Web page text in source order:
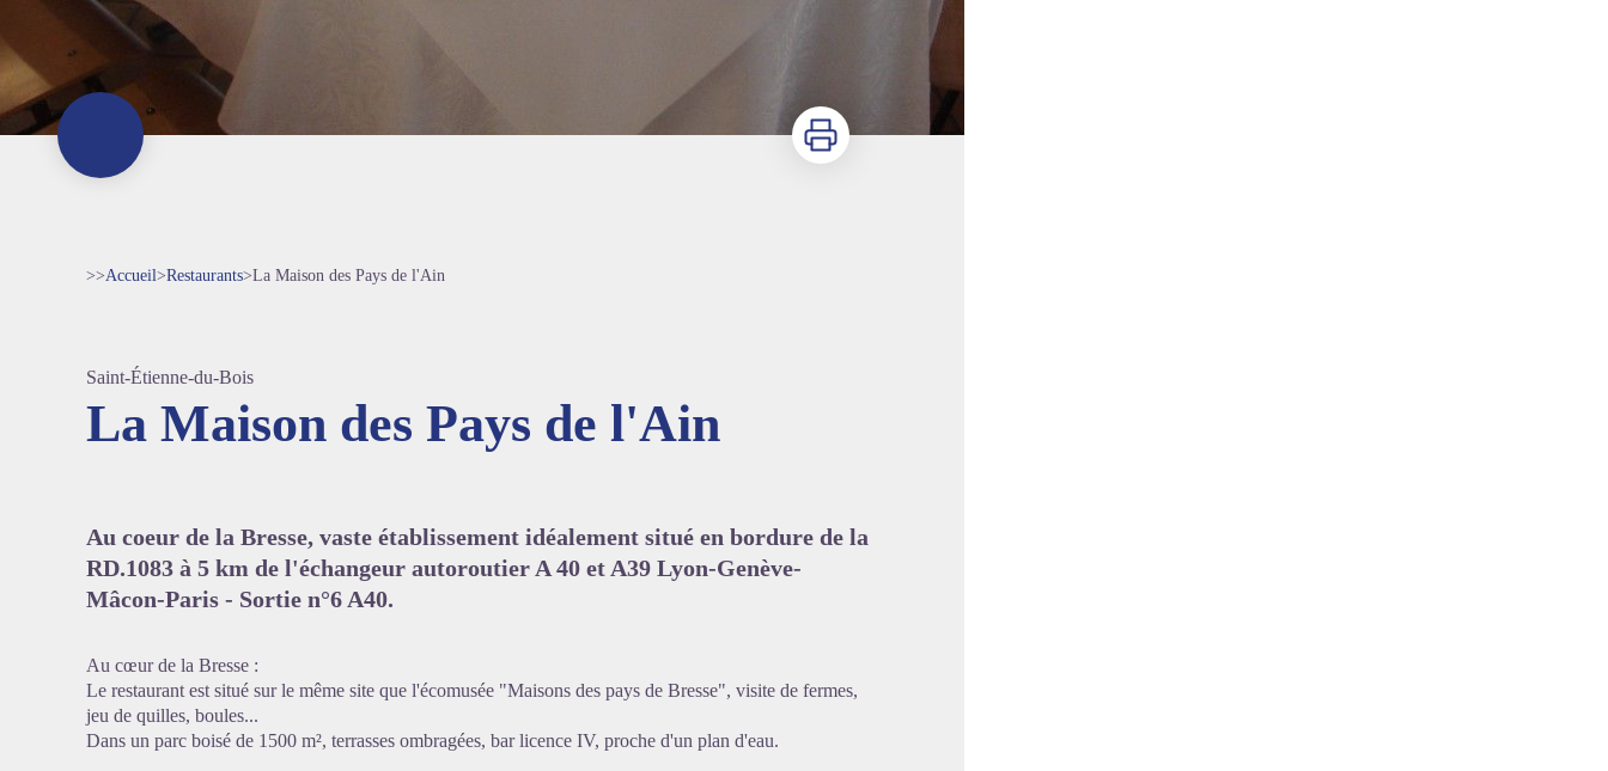
Imprimer
>>Accueil>Restaurants>La Maison des Pays de l'Ain
Saint-Étienne-du-Bois
La Maison des Pays de l'Ain
Au coeur de la Bresse, vaste établissement idéalement situé en bordure de la
RD.1083 à 5 km de l'échangeur autoroutier A 40 et A39 Lyon-Genève-
Mâcon-Paris - Sortie n°6 A40.
Au cœur de la Bresse :
Le restaurant est situé sur le même site que l'écomusée "Maisons des pays de Bresse", visite de fermes,
jeu de quilles, boules...
Dans un parc boisé de 1500 m², terrasses ombragées, bar licence IV, proche d'un plan d'eau.